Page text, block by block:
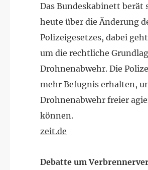
Das Bundeskabinett berät
heute über die Änderung
Polizeigesetzes, dabei
um die rechtliche
Drohnenabwehr. Die
mehr Befugnis erhalten,
Drohnenabwehr freier
können.
zeit.de
Debatte um